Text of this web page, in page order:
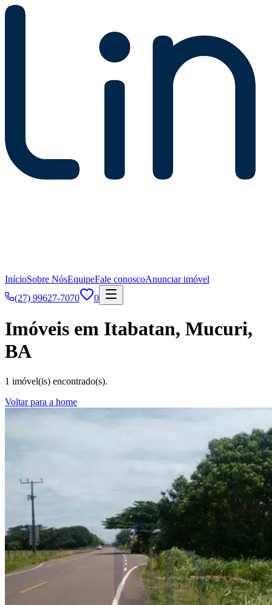
InícioSobre NósEquipeFale conoscoAnunciar imóvel
(27) 99627-7070
0
Imóveis em Itabatan, Mucuri,
BA
1 imóvel(is) encontrado(s).
Voltar para a home